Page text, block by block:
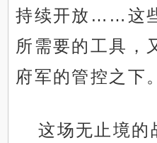
持续开放……这
所需要的工具，
府军的管控之下。
这场无止境的